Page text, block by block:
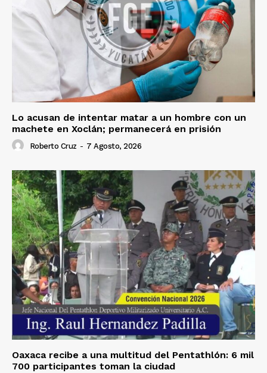
Lo acusan de intentar matar a un hombre con un
machete en Xoclán; permanecerá en prisión
Roberto Cruz - 7 Agosto, 2026
Oaxaca recibe a una multitud del Pentathlón: 6 mil
700 participantes toman la ciudad